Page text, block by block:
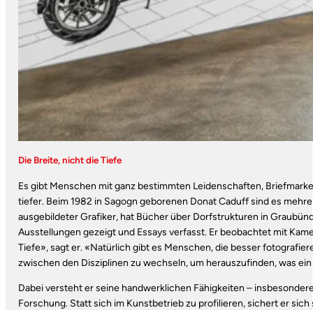
Die Breite, nicht die Tiefe
Es gibt Menschen mit ganz bestimmten Leidenschaften,
tiefer. Beim 1982 in Sagogn geborenen Donat Caduff sind es
ausgebildeter Grafiker, hat Bücher über Dorfstrukturen in
Ausstellungen gezeigt und Essays verfasst. Er beobachtet mit
Tiefe», sagt er. «Natürlich gibt es Menschen, die besser
zwischen den Disziplinen zu wechseln, um herauszufinden, was
Dabei versteht er seine handwerklichen Fähigkeiten –
Forschung. Statt sich im Kunstbetrieb zu profilieren, sichert er